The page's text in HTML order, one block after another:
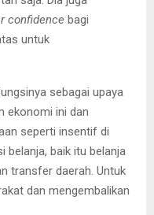
confidence bagi
untuk
sebagai upaya
ekonomi ini dan
seperti insentif di
belanja, baik itu belanja
transfer daerah. Untuk
dan mengembalikan